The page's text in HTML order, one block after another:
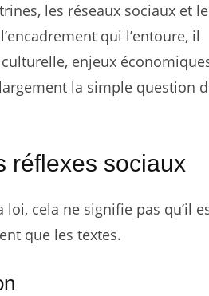
les réseaux sociaux et le
qui l’entoure, il
enjeux
la simple question
réflexes sociaux
loi, cela ne signifie pas qu’il
que les textes.